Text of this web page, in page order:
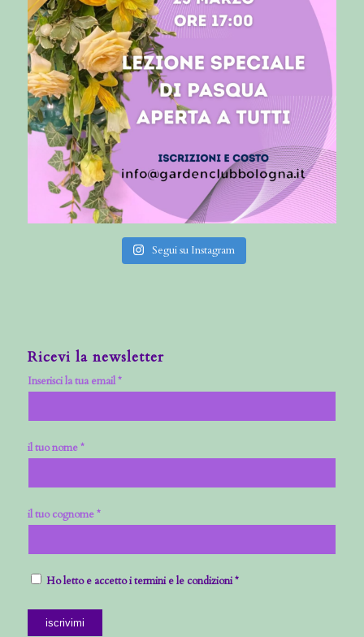
Segui su Instagram
Ricevi la newsletter
Inserisci la tua email *
il tuo nome *
il tuo cognome *
Ho letto e accetto i termini e le condizioni *